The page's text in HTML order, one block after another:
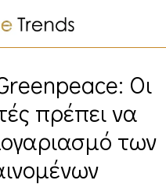
Οι
πρέπει να
των